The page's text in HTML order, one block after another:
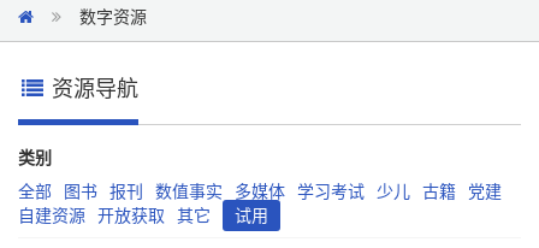
数字资源
资源导航
类别
全部
图书 报刊 数值事实 多媒体 学习考试 少儿 古籍
党建
自建资源
开放获取 其它 试用